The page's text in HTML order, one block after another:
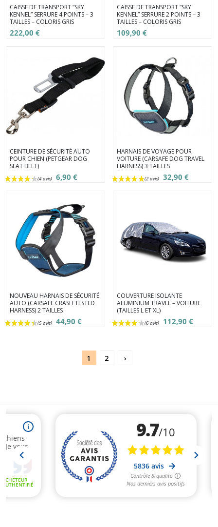
(1 avis)
CAISSE DE TRANSPORT “SKY
KENNEL” SERRURE 4 POINTS – 3
TAILLES – COLORIS GRIS
222,00 €
CAISSE DE TRANSPORT “SKY
KENNEL” SERRURE 2 POINTS – 3
TAILLES – COLORIS GRIS
109,90 €
CEINTURE DE SÉCURITÉ AUTO
POUR CHIEN (PETGEAR DOG
SEAT BELT)
6,90 €
HARNAIS DE VOYAGE POUR
VOITURE (CARSAFE DOG TRAVEL
HARNESS) 3 TAILLES
32,90 €
NOUVEAU HARNAIS DE SÉCURITÉ
AUTO (CARSAFE CRASH TESTED
HARNESS) 2 TAILLES
44,90 €
COUVERTURE ISOLANTE
ALUMINIUM TRAVEL – VOITURE
(TAILLES L ET XL)
112,90 €
1 2 ›